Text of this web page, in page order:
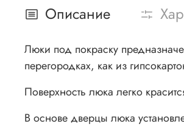
Описание
Люки под покраску
перегородках, как из
Поверхность люка легко
В основе дверцы люка